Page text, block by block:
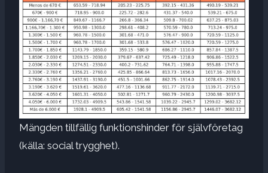
Mängden tillfällig funktionshinder för självföretag
(källa: social trygghet).